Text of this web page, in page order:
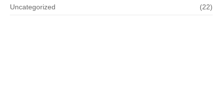
Uncategorized (22)